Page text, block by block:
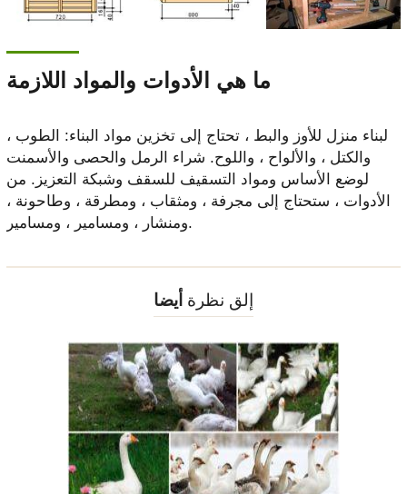
ما هي الأدوات والمواد اللازمة
لبناء منزل للأوز والبط ، تحتاج إلى تخزين مواد البناء: الطوب ،
والكتل ، والألواح ، واللوح. شراء الرمل والحصى والأسمنت
لوضع الأساس ومواد التسقيف للسقف وشبكة التعزيز. من
الأدوات ، ستحتاج إلى مجرفة ، ومثقاب ، ومطرقة ، وطاحونة ،
ومنشار ، ومسامير ، ومسامير.
إلق نظرة أيضا